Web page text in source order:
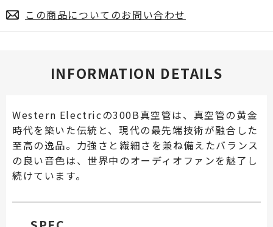
この商品についてのお問い合わせ
INFORMATION DETAILS
Western Electricの300B真空管は、真空管の黄金
時代を築いた伝統と、現代の最先端技術が融合した
至高の逸品。力強さと繊細さを兼ね備えたバランス
の良い音色は、世界中のオーディオファンを魅了し
続けています。